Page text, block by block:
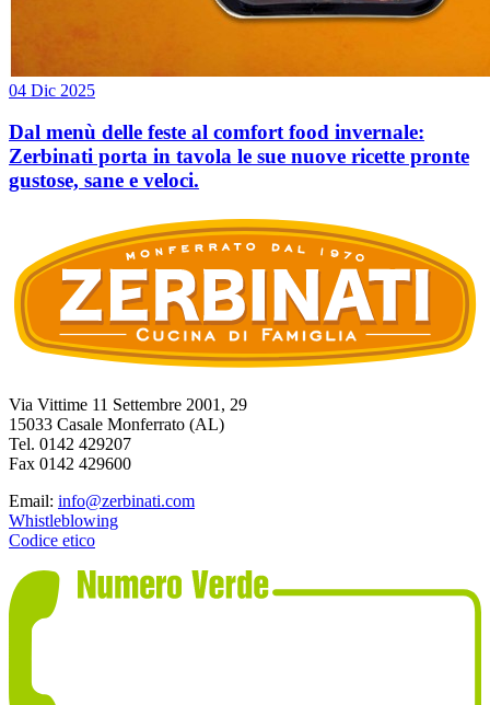
04 Dic 2025
Dal menù delle feste al comfort food invernale:
Zerbinati porta in tavola le sue nuove ricette pronte
gustose, sane e veloci.
Via Vittime 11 Settembre 2001, 29
15033 Casale Monferrato (AL)
Tel. 0142 429207
Fax 0142 429600
Email: info@zerbinati.com
Whistleblowing
Codice etico